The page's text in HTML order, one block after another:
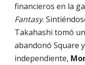
financieros en la
Fantasy.
Takahashi tomó
abandonó Square
independiente,